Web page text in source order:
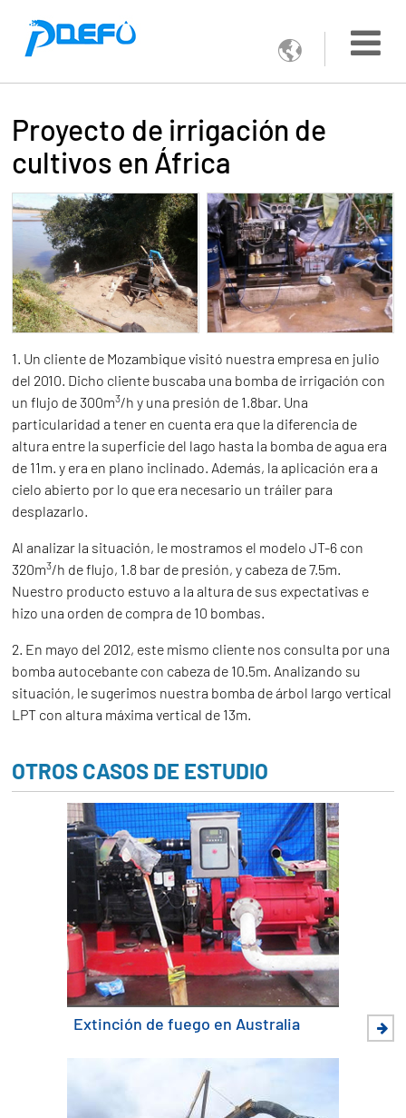

Proyecto de irrigación de
cultivos en África
1. Un cliente de Mozambique visitó nuestra empresa en julio
del 2010. Dicho cliente buscaba una bomba de irrigación con
un flujo de 300m3/h y una presión de 1.8bar. Una
particularidad a tener en cuenta era que la diferencia de
altura entre la superficie del lago hasta la bomba de agua era
de 11m. y era en plano inclinado. Además, la aplicación era a
cielo abierto por lo que era necesario un tráiler para
desplazarlo.
Al analizar la situación, le mostramos el modelo JT-6 con
320m3/h de flujo, 1.8 bar de presión, y cabeza de 7.5m.
Nuestro producto estuvo a la altura de sus expectativas e
hizo una orden de compra de 10 bombas.
2. En mayo del 2012, este mismo cliente nos consulta por una
bomba autocebante con cabeza de 10.5m. Analizando su
situación, le sugerimos nuestra bomba de árbol largo vertical
LPT con altura máxima vertical de 13m.
OTROS CASOS DE ESTUDIO
Extinción de fuego en Australia